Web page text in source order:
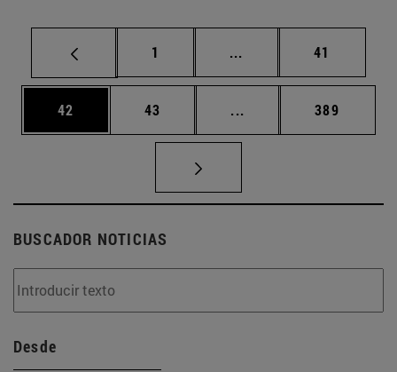
Página
1 ... Páginas intermedias
Página
41
Página
42 Página
43 ... Páginas intermedias
Página
389
BUSCADOR NOTICIAS
Desde